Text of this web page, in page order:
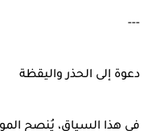
---
دعوة إلى الحذر واليقظة
في هذا السياق، يُنصح